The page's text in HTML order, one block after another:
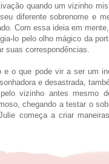
quando um vizinho
diferente sobrenome e
Com essa ideia em
lo pelo olho mágico da
suas correspondências.
e o que pode vir a ser um
e desastrada,
vizinho antes mesmo
chegando a testar o
começa a criar